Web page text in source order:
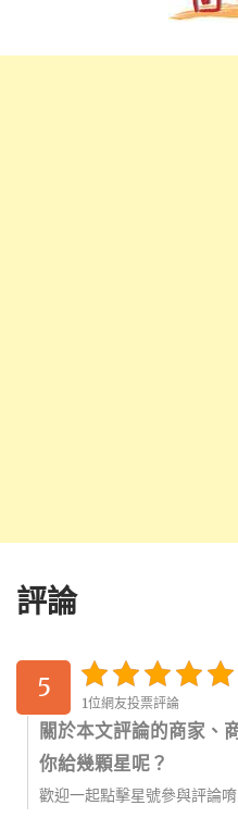
評論
5
1位網友投票評論
關於本文評論的商家、
你給幾顆星呢？
歡迎一起點擊星號參與評論唷